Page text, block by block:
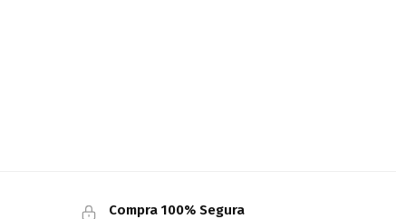
Compra 100% Segura